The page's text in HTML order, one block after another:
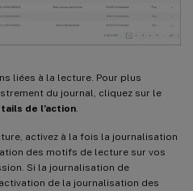
liées à la lecture. Pour plus
du journal, cliquez sur le
de l’action.
activez à la fois la journalisation
des motifs de lecture sur vos
Si la journalisation de
de la journalisation des